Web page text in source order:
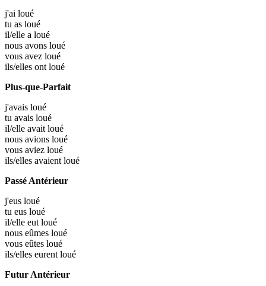
j'ai loué
tu as loué
il/elle a loué
nous avons loué
vous avez loué
ils/elles ont loué
Plus-que-Parfait
j'avais loué
tu avais loué
il/elle avait loué
nous avions loué
vous aviez loué
ils/elles avaient loué
Passé Antérieur
j'eus loué
tu eus loué
il/elle eut loué
nous eûmes loué
vous eûtes loué
ils/elles eurent loué
Futur Antérieur